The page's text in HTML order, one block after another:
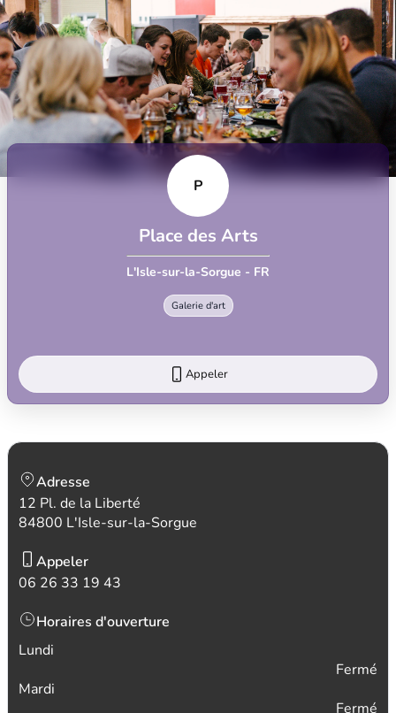
P
Place des Arts
L'Isle-sur-la-Sorgue - FR
Galerie d'art
Appeler
Adresse
12 Pl. de la Liberté
84800 L'Isle-sur-la-Sorgue
Appeler
06 26 33 19 43
Horaires d'ouverture
Lundi
Fermé
Mardi
Fermé